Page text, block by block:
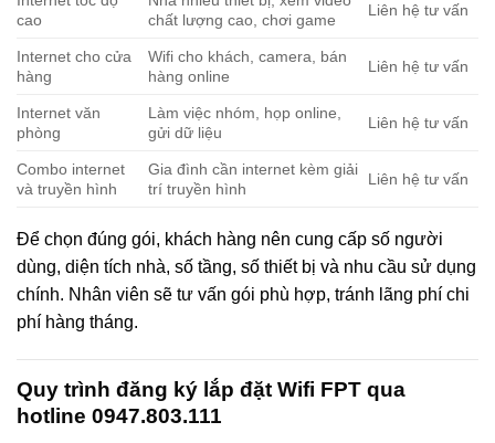
cao
chất lượng cao, chơi game
Liên hệ tư vấn
Internet cho cửa
hàng
Wifi cho khách, camera, bán
hàng online
Liên hệ tư vấn
Internet văn
phòng
Làm việc nhóm, họp online,
gửi dữ liệu
Liên hệ tư vấn
Combo internet
và truyền hình
Gia đình cần internet kèm giải
trí truyền hình
Liên hệ tư vấn
Để chọn đúng gói, khách hàng nên cung cấp số người
dùng, diện tích nhà, số tầng, số thiết bị và nhu cầu sử dụng
chính. Nhân viên sẽ tư vấn gói phù hợp, tránh lãng phí chi
phí hàng tháng.
Quy trình đăng ký lắp đặt Wifi FPT qua
hotline 0947.803.111